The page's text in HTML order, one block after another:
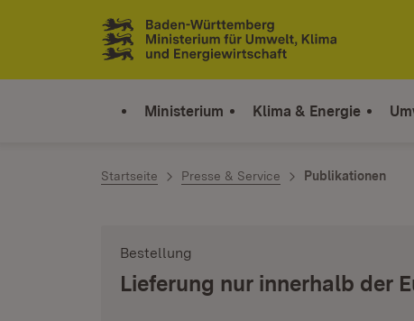
Zum Inhalt springen
Link zur Startseite
Ministerium Klima & Energie
Startseite Presse & Service Publikationen
Bestellung
Lieferung nur innerhalb der